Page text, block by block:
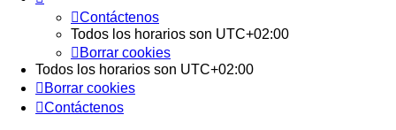
Contáctenos
Todos los horarios son UTC+02:00
Borrar cookies
Todos los horarios son UTC+02:00
Borrar cookies
Contáctenos